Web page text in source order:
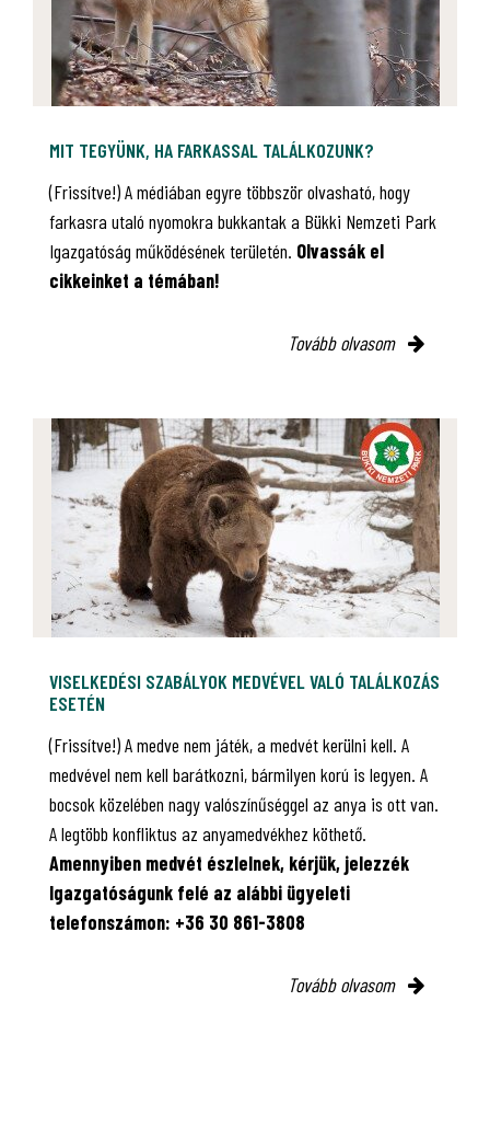
MIT TEGYÜNK, HA FARKASSAL TALÁLKOZUNK?
(Frissítve!) A médiában egyre többször olvasható, hogy
farkasra utaló nyomokra bukkantak a Bükki Nemzeti Park
Igazgatóság működésének területén. Olvassák el
cikkeinket a témában!
Tovább olvasom
VISELKEDÉSI SZABÁLYOK MEDVÉVEL VALÓ TALÁLKOZÁS
ESETÉN
(Frissítve!) A medve nem játék, a medvét kerülni kell. A
medvével nem kell barátkozni, bármilyen korú is legyen. A
bocsok közelében nagy valószínűséggel az anya is ott van.
A legtöbb konfliktus az anyamedvékhez köthető.
Amennyiben medvét észlelnek, kérjük, jelezzék
Igazgatóságunk felé az alábbi ügyeleti
telefonszámon: +36 30 861-3808
Tovább olvasom